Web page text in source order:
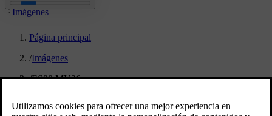
Imágenes
Página principal
/Imágenes
/ES90 MY26